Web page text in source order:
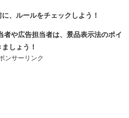
、ルールをチェックしよう！
者や広告担当者は、景品表示法のポイ
しょう！
ンサーリンク